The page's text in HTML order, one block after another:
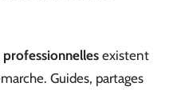
professionnelles existent
Guides, partages